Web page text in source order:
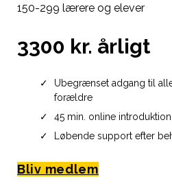
150-299 lærere og elever
3300 kr. årligt
Ubegrænset adgang til
forældre
45 min. online introduktion
Løbende support efter
Bliv medlem